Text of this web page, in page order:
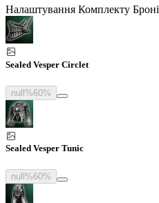
Налаштування Комплекту Броні
Sealed Vesper Circlet
null%60%
Sealed Vesper Tunic
null%60%